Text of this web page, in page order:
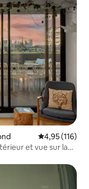
Évaluation
4,95 (116)
et vue sur la